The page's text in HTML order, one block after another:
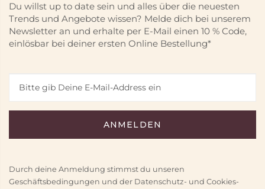
Du willst up to date sein und alles über die neuesten
Trends und Angebote wissen? Melde dich bei unserem
Newsletter an und erhalte per E-Mail einen 10 % Code,
einlösbar bei deiner ersten Online Bestellung*
Durch deine Anmeldung stimmst du unseren
Geschäftsbedingungen und der Datenschutz- und Cookies-